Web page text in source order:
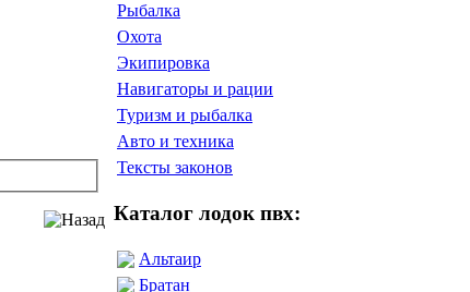
Рыбалка
Охота
Экипировка
Навигаторы и рации
Туризм и рыбалка
Авто и техника
Тексты законов
Каталог лодок пвх:
Альтаир
Братан